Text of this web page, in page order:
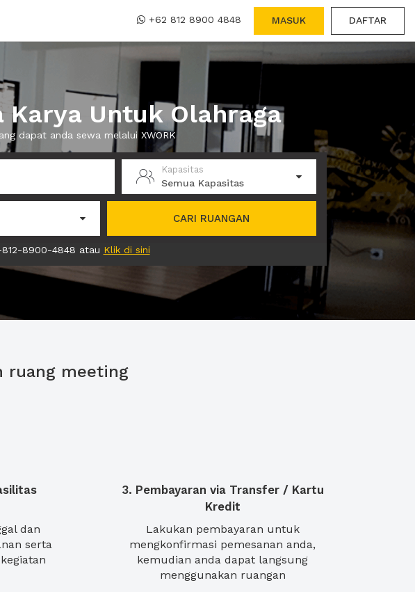
+62 812 8900 4848 MASUK DAFTAR
Karya Untuk Olahraga
dapat anda sewa melalui XWORK
Kapasitas
Semua Kapasitas
CARI RUANGAN
8900-4848 atau Klik di sini
ruang meeting
dan
serta
3. Pembayaran via Transfer / Kartu
Kredit
Lakukan pembayaran untuk
mengkonfirmasi pemesanan anda,
kemudian anda dapat langsung
menggunakan ruangan